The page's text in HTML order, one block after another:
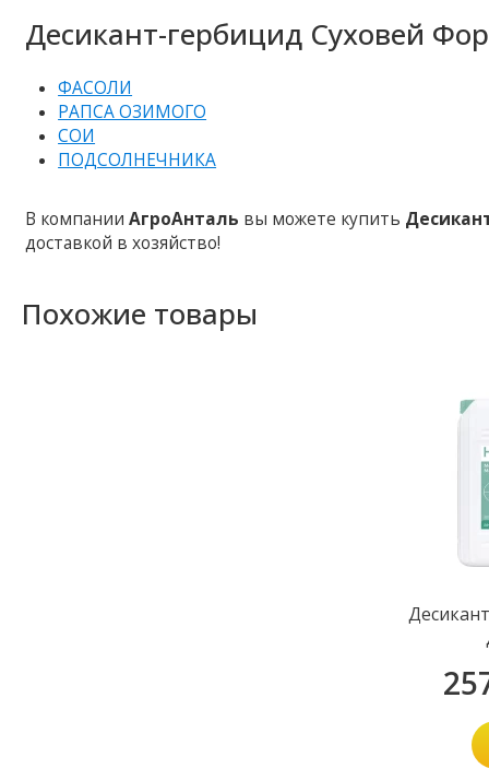
Десикант-гербицид Суховей
ФАСОЛИ
РАПСА ОЗИМОГО
СОИ
ПОДСОЛНЕЧНИКА
В компанииАгроАнталь вы можете купить
доставкой в ​​хозяйство!
Похожие товары